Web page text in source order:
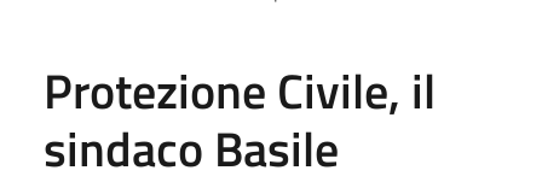
Protezione Civile, il
sindaco Basile